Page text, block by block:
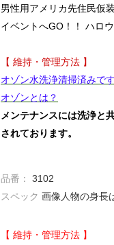
男性用アメリカ先住民仮
イベントへGO！！ ハロ
【 維持・管理方法 】
オゾン水洗浄清掃済みです
オゾンとは？
メンテナンスには洗浄と
されております。
品番：
3102
スペック 画像人物の身長
【 維持・管理方法 】